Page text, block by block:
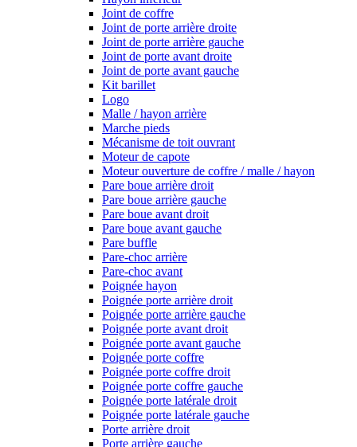
Joint de coffre
Joint de porte arrière droite
Joint de porte arrière gauche
Joint de porte avant droite
Joint de porte avant gauche
Kit barillet
Logo
Malle / hayon arrière
Marche pieds
Mécanisme de toit ouvrant
Moteur de capote
Moteur ouverture de coffre / malle / hayon
Pare boue arrière droit
Pare boue arrière gauche
Pare boue avant droit
Pare boue avant gauche
Pare buffle
Pare-choc arrière
Pare-choc avant
Poignée hayon
Poignée porte arrière droit
Poignée porte arrière gauche
Poignée porte avant droit
Poignée porte avant gauche
Poignée porte coffre
Poignée porte coffre droit
Poignée porte coffre gauche
Poignée porte latérale droit
Poignée porte latérale gauche
Porte arrière droit
Porte arrière gauche